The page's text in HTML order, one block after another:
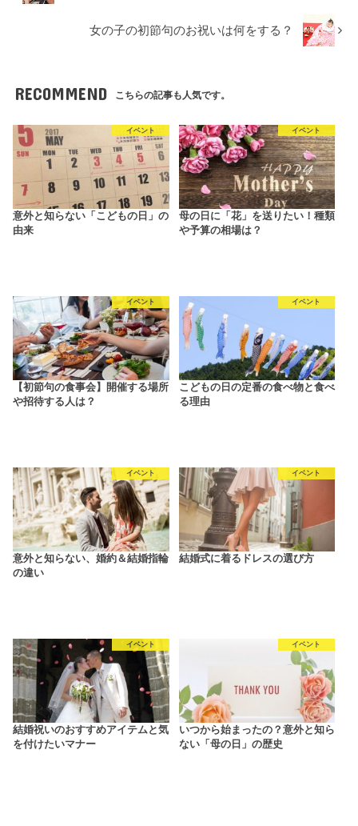
女の子の初節句のお祝いは何をする？
RECOMMEND こちらの記事も人気です。
イベント
意外と知らない「こどもの日」の
由来
イベント
母の日に「花」を送りたい！種類
や予算の相場は？
イベント
【初節句の食事会】開催する場所
や招待する人は？
イベント
こどもの日の定番の食べ物と食べ
る理由
イベント
意外と知らない、婚約＆結婚指輪
の違い
イベント
結婚式に着るドレスの選び方
イベント
結婚祝いのおすすめアイテムと気
を付けたいマナー
イベント
いつから始まったの？意外と知ら
ない「母の日」の歴史